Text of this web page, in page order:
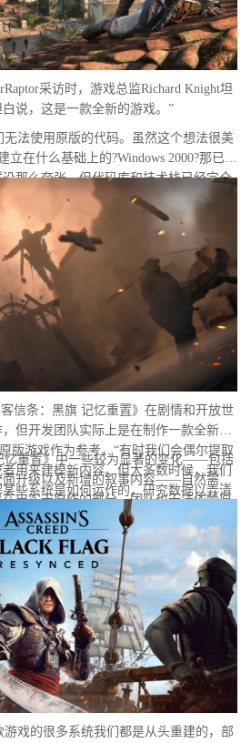
采访时，游戏总监Richard Knight坦
说，这是一款全新的游戏。”
无法使用原版的代码。虽然这个想法很美
在什么基础上的?Windows 2000?那已经
那么夸张，但代码库和技术栈已经完全
不一样了。”
信条：黑旗 记忆重置》在剧情和开放世
但开发团队实际上是在制作一款全新作
版游戏作为参考，“有时我们会偶尔提取
用来建模新内容。但大多数时候，我们
些系统是如何运作的，研究数据以弄清
习其中隐藏的秘密。但本质上，我们必
须重建一切。”
忆重置》中一些较为显著的变化——包括
面升级以及新增的叙事内容——自然需要
忠实于原作的部分，团队也无法依赖原
版的存档代码。
游戏的很多系统我们都是从头重建的，部